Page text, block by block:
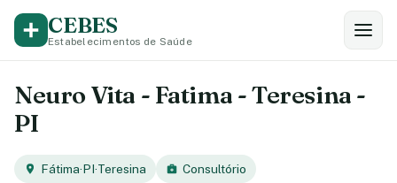
CEBES
Estabelecimentos de Saúde
Neuro Vita - Fatima - Teresina -
PI
Fátima·PI·Teresina Consultório